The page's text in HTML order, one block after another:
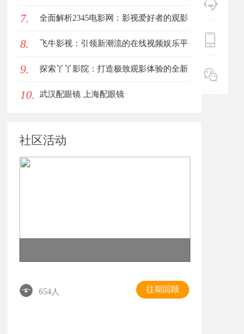
验的最佳选择
7. 全面解析2345电影网：影视爱好者的观影
首选平台详解
8. 飞牛影视：引领新潮流的在线视频娱乐平
台全面解析
9. 探索丫丫影院：打造极致观影体验的全新
影视平台
10. 武汉配眼镜 上海配眼镜
社区活动
654人 往期回顾